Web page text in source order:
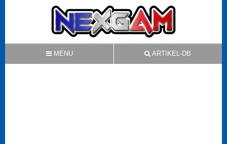
MENU ARTIKEL-DB